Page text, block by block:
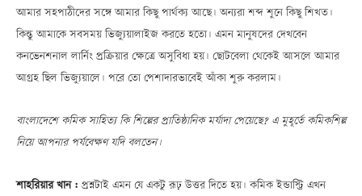
আমার সহপাঠীদের সঙ্গে আমার কিছু পার্থক্য আছে। অন্যরা শব্দ শুনে কিছু শিখত।
কিন্তু আমাকে সবসময় ভিজ্যুয়ালাইজ করতে হতো। এমন মানুষদের দেখবেন
কনভেনশনাল লার্নিং প্রক্রিয়ার ক্ষেত্রে অসুবিধা হয়। ছোটবেলা থেকেই আসলে আমার
আগ্রহ ছিল ভিজ্যুয়ালে। পরে তো পেশাদারভাবেই আঁকা শুরু করলাম।
বাংলাদেশে কমিক সাহিত্য কি শিল্পের প্রাতিষ্ঠানিক মর্যাদা পেয়েছে? এ মুহূর্তে কমিকশিল্প
নিয়ে আপনার পর্যবেক্ষণ যদি বলতেন।
শাহরিয়ার খান : প্রশ্নটাই এমন যে একটু রূঢ় উত্তর দিতে হয়। কমিক ইন্ডাস্ট্রি এখন